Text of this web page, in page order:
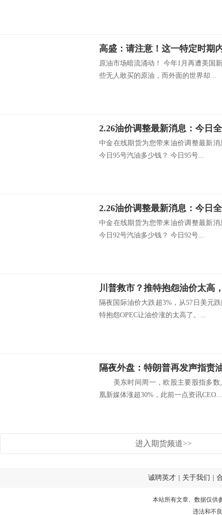
原油市场暗流涌动！ 今年1月再遭美国
些无人敢买的原油，而外面的世界却...
中金在线期货为您带来油价调整最新
今日95号汽油多少钱？ 今日95号...
中金在线期货为您带来油价调整最新
今日92号汽油多少钱？ 今日92号...
隔夜国际油价大跌超3%，从57日美元
特抱怨OPEC让油价涨的太高了。...
美东时间周一，欧股主要股指多数
凰新媒体涨超30%，此前一点资讯CEO...
进入期货频道>>
诚聘英才 关于我们
本站所有文章、数据仅供
违法和不